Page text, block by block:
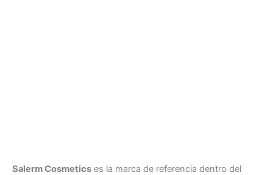
Salerm Cosmetics es la marca de referencia dentro del